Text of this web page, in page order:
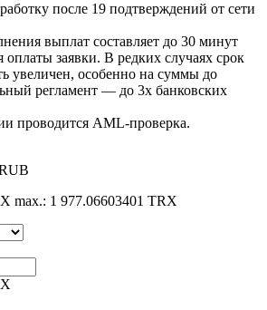
после 19 подтверждений от сети
выплат составляет до 30 минут
оплаты заявки. В редких случаях срок
увеличен, особенно на суммы до
регламент — до 3х банковских
проводится AML-проверка.
max.: 1 977.06603401 TRX